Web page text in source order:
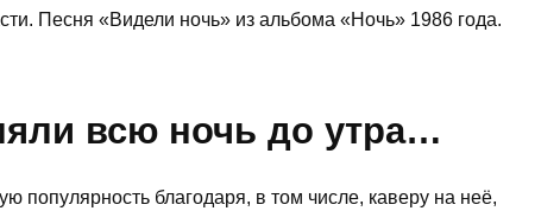
Песня «Видели ночь» из альбома «Ночь» 1986 года.
всю ночь до утра…
популярность благодаря, в том числе, каверу на неё,